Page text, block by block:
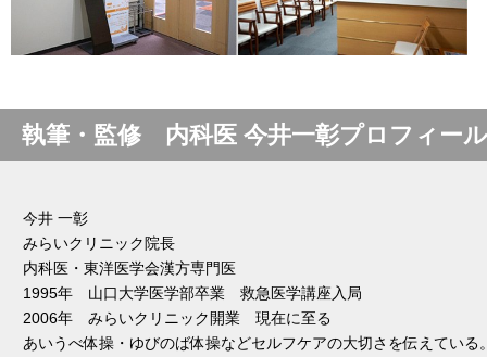
執筆・監修 内科医 今井一彰プロフィール
今井 一彰
みらいクリニック院長
内科医・東洋医学会漢方専門医
1995年 山口大学医学部卒業 救急医学講座入局
2006年 みらいクリニック開業 現在に至る
あいうべ体操・ゆびのば体操などセルフケアの大切さを伝えてい